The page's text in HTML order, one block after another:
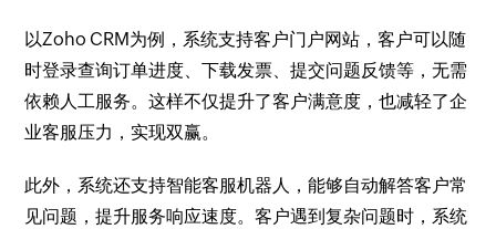
以Zoho CRM为例，系统支持客户门户网站，客户可以随
时登录查询订单进度、下载发票、提交问题反馈等，无需
依赖人工服务。这样不仅提升了客户满意度，也减轻了企
业客服压力，实现双赢。
此外，系统还支持智能客服机器人，能够自动解答客户常
见问题，提升服务响应速度。客户遇到复杂问题时，系统